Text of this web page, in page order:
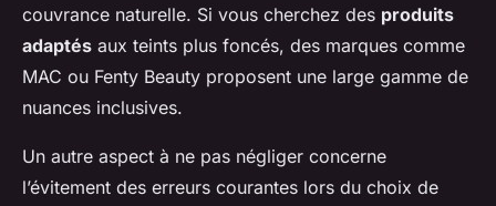
couvrance naturelle. Si vous cherchez des produits
adaptés aux teints plus foncés, des marques comme
MAC ou Fenty Beauty proposent une large gamme de
nuances inclusives.
Un autre aspect à ne pas négliger concerne
l’évitement des erreurs courantes lors du choix de